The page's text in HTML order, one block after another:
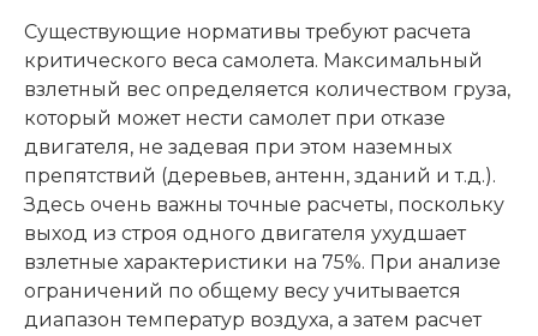
Существующие нормативы требуют расчета
критического веса самолета. Максимальный
взлетный вес определяется количеством груза,
который может нести самолет при отказе
двигателя, не задевая при этом наземных
препятствий (деревьев, антенн, зданий и т.д.).
Здесь очень важны точные расчеты, поскольку
выход из строя одного двигателя ухудшает
взлетные характеристики на 75%. При анализе
ограничений по общему весу учитывается
диапазон температур воздуха, а затем расчет